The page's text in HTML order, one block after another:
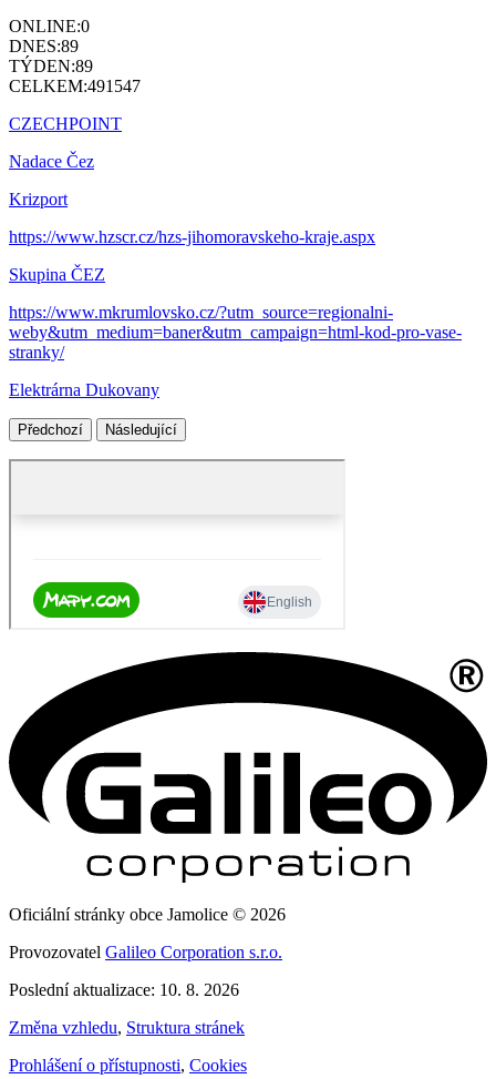
ONLINE:0
DNES:89
TÝDEN:89
CELKEM:491547
CZECHPOINT
Nadace Čez
Krizport
https://www.hzscr.cz/hzs-jihomoravskeho-kraje.aspx
Skupina ČEZ
https://www.mkrumlovsko.cz/?utm_source=regionalni-
weby&utm_medium=baner&utm_campaign=html-kod-pro-vase-
stranky/
Elektrárna Dukovany
Předchozí Následující
Oficiální stránky obce Jamolice © 2026
Provozovatel Galileo Corporation s.r.o.
Poslední aktualizace: 10. 8. 2026
Změna vzhledu, Struktura stránek
Prohlášení o přístupnosti, Cookies